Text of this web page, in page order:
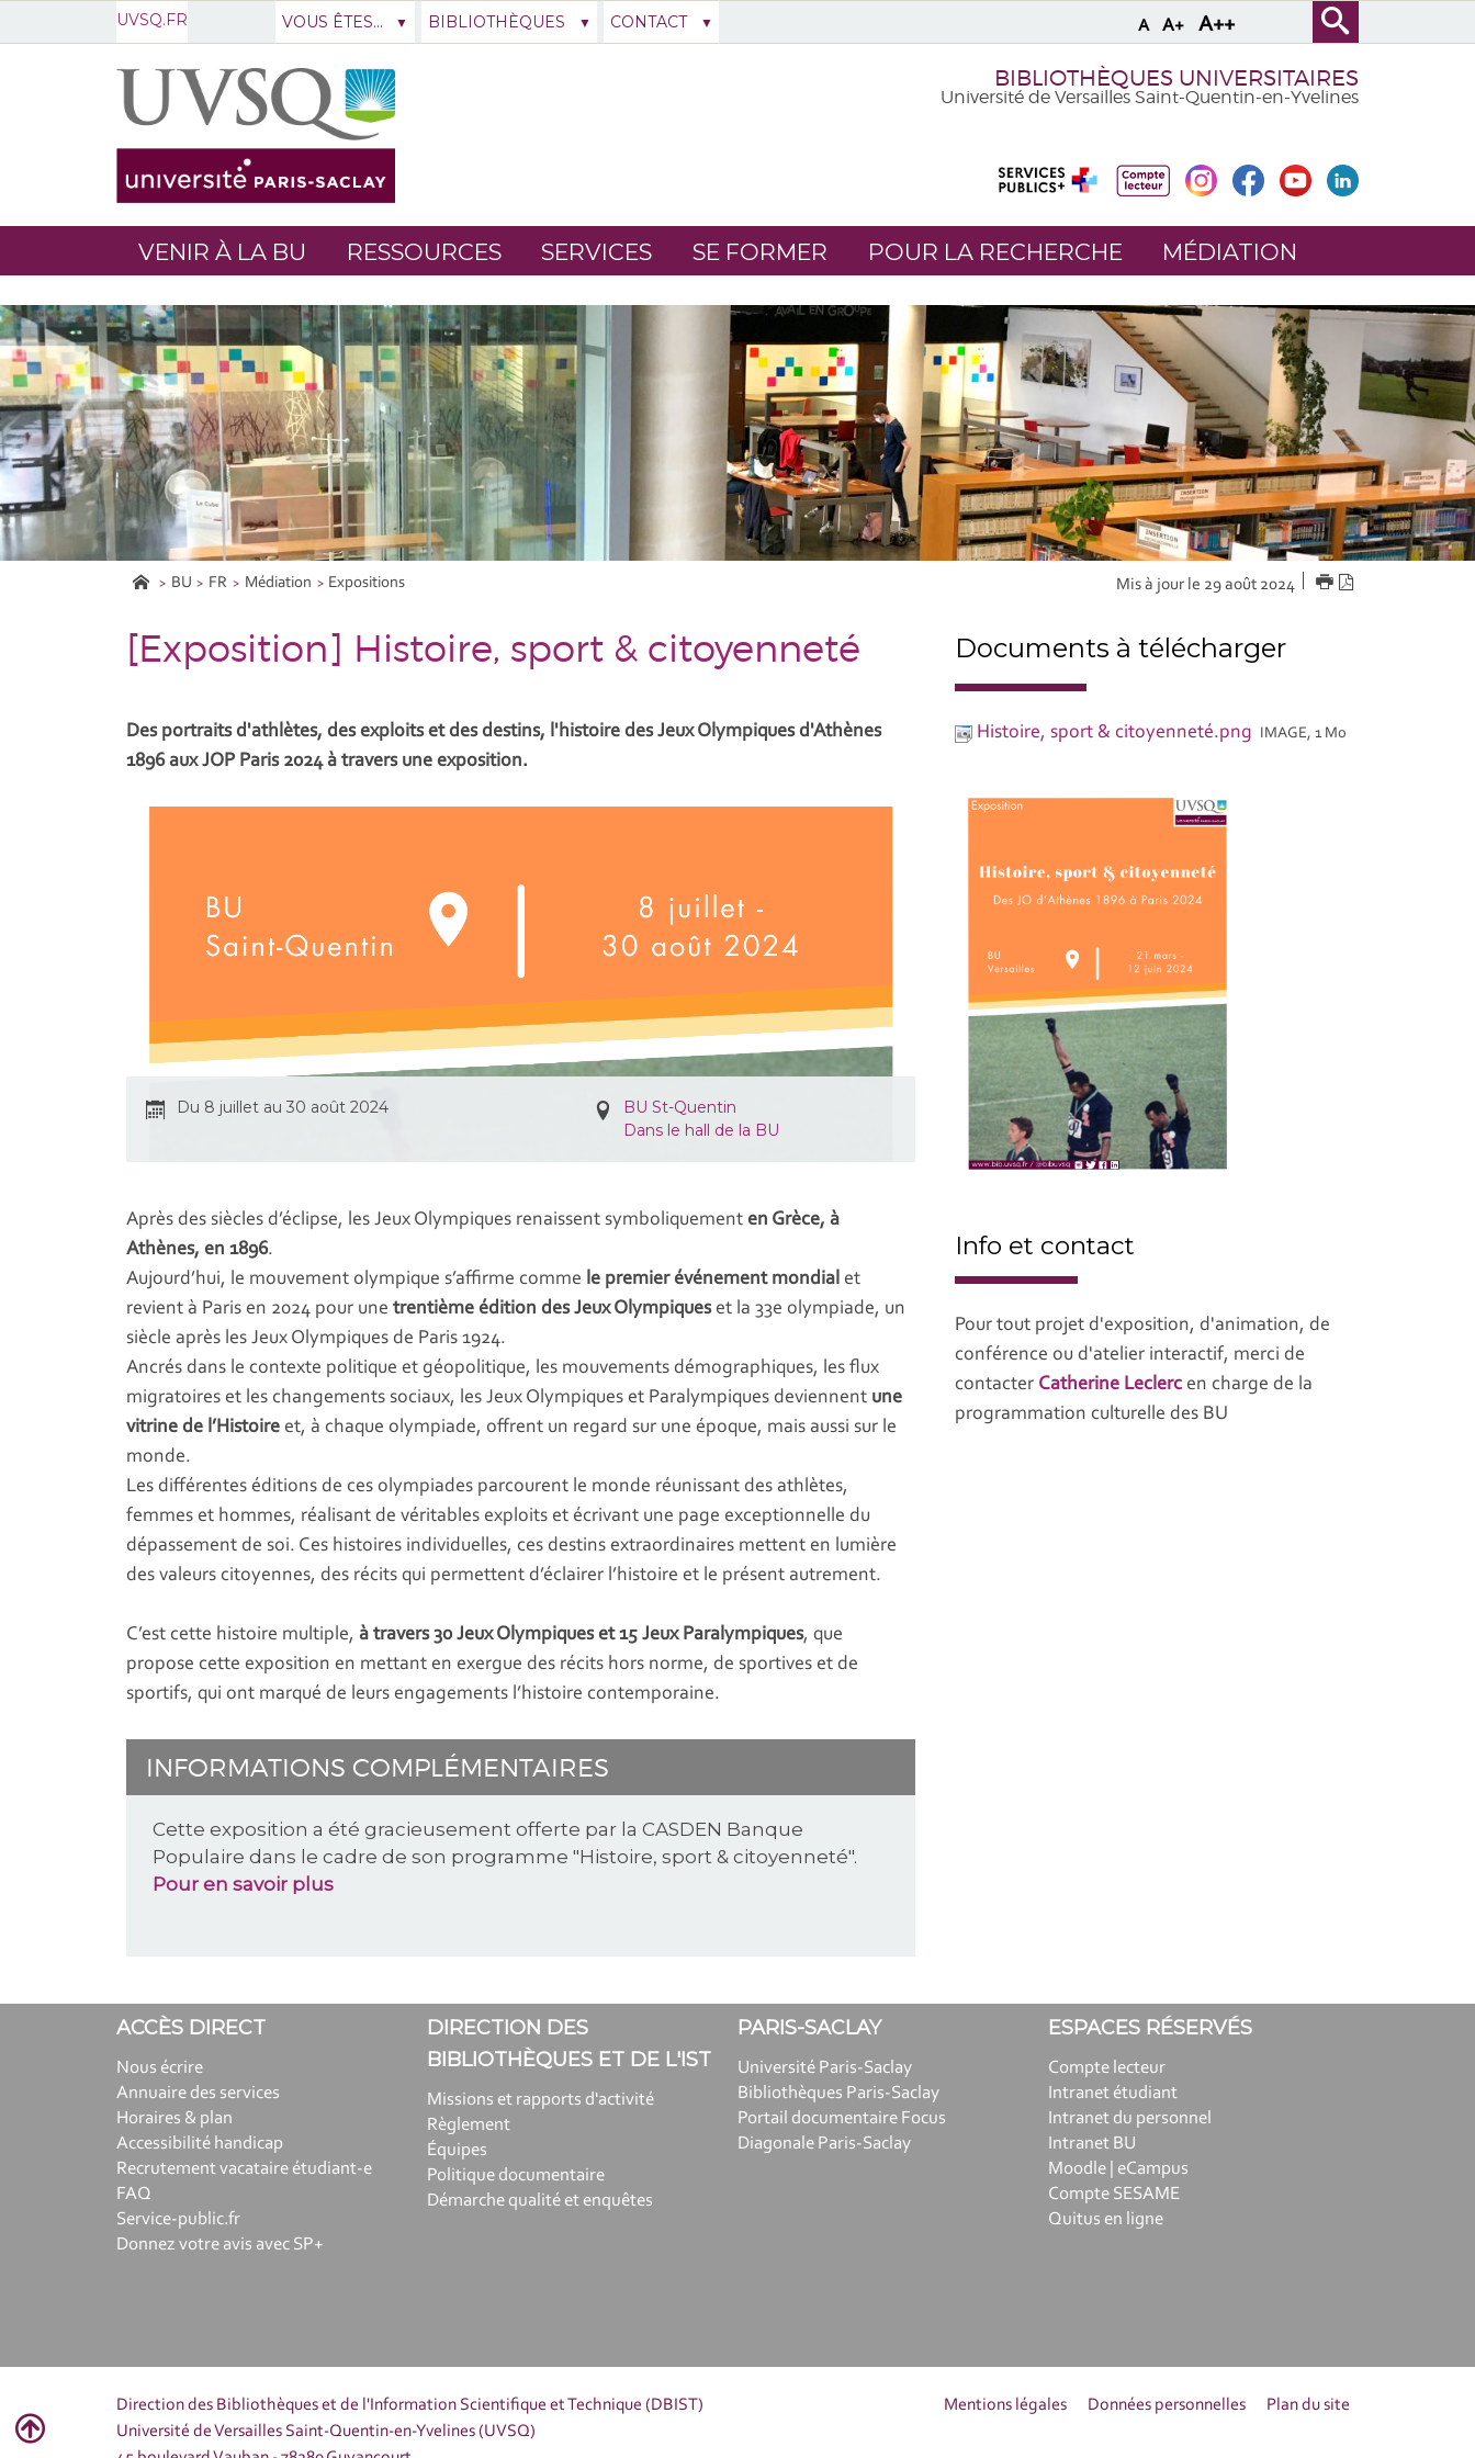
A A+ A++
UVSQ.FR
BIBLIOTHÈQUES UNIVERSITAIRES
Université de Versailles Saint-Quentin-en-Yvelines
VENIR À LA BU RESSOURCES SERVICES SE FORMER POUR LA RECHERCHE MÉDIATION
BU FR Médiation Expositions Mis à jour le 29 août 2024 IMPRIMER
[Exposition] Histoire, sport & citoyenneté
Des portraits d'athlètes, des exploits et des destins, l'histoire des Jeux Olympiques d'Athènes
1896 aux JOP Paris 2024 à travers une exposition.
Du 8 juillet au 30 août 2024
BU St-Quentin
Dans le hall de la BU
Après des siècles d’éclipse, les Jeux Olympiques renaissent symboliquement en Grèce, à
Athènes, en 1896.
Aujourd’hui, le mouvement olympique s’affirme comme le premier événement mondial et
revient à Paris en 2024 pour une trentième édition des Jeux Olympiqueset la 33e olympiade, un
siècle après les Jeux Olympiques de Paris 1924.
Ancrés dans le contexte politique et géopolitique, les mouvements démographiques, les flux
migratoires et les changements sociaux, les Jeux Olympiques et Paralympiques deviennent une
vitrine de l’Histoire et, à chaque olympiade, offrent un regard sur une époque, mais aussi sur le
monde.
Les différentes éditions de ces olympiades parcourent le monde réunissant des athlètes,
femmes et hommes, réalisant de véritables exploits et écrivant une page exceptionnelle du
dépassement de soi. Ces histoires individuelles, ces destins extraordinaires mettent en lumière
des valeurs citoyennes, des récits qui permettent d’éclairer l’histoire et le présent autrement.
C’est cette histoire multiple, à travers 30 Jeux Olympiques et 15 Jeux Paralympiques, que
propose cette exposition en mettant en exergue des récits hors norme, de sportives et de
sportifs, qui ont marqué de leurs engagements l’histoire contemporaine.
INFORMATIONS COMPLÉMENTAIRES
Cette exposition a été gracieusement offerte par la CASDEN Banque
Populaire dans le cadre de son programme "Histoire, sport & citoyenneté".
Pour en savoir plus
Documents à télécharger
Histoire, sport & citoyenneté.png IMAGE, 1 Mo
Info et contact
Pour tout projet d'exposition, d'animation, de
conférence ou d'atelier interactif, merci de
contacter Catherine Leclerc en charge de la
programmation culturelle des BU
VOUS ÊTES... BIBLIOTHÈQUES CONTACT
ACCÈS DIRECT
Nous écrire
Annuaire des services
Horaires & plan
Accessibilité handicap
Recrutement vacataire étudiant-e
FAQ
Service-public.fr
Donnez votre avis avec SP+
DIRECTION DES
BIBLIOTHÈQUES ET DE L'IST
Missions et rapports d'activité
Règlement
Équipes
Politique documentaire
Démarche qualité et enquêtes
PARIS-SACLAY
Université Paris-Saclay
Bibliothèques Paris-Saclay
Portail documentaire Focus
Diagonale Paris-Saclay
ESPACES RÉSERVÉS
Compte lecteur
Intranet étudiant
Intranet du personnel
Intranet BU
Moodle | eCampus
Compte SESAME
Quitus en ligne
Mentions légales Données personnelles Plan du site
Direction des Bibliothèques et de l'Information Scientifique et Technique (DBIST)
Université de Versailles Saint-Quentin-en-Yvelines (UVSQ)